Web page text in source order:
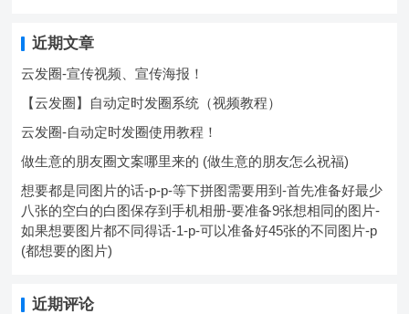
近期文章
云发圈-宣传视频、宣传海报！
【云发圈】自动定时发圈系统（视频教程）
云发圈-自动定时发圈使用教程！
做生意的朋友圈文案哪里来的 (做生意的朋友怎么祝福)
想要都是同图片的话-p-p-等下拼图需要用到-首先准备好最少
八张的空白的白图保存到手机相册-要准备9张想相同的图片-
如果想要图片都不同得话-1-p-可以准备好45张的不同图片-p
(都想要的图片)
近期评论